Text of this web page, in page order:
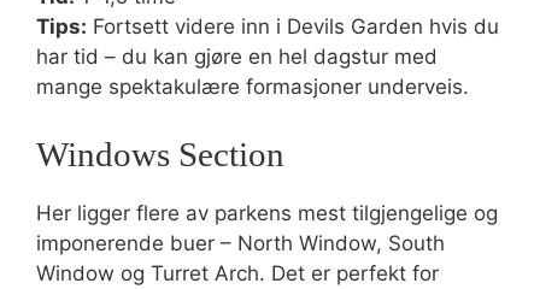
Tips: Fortsett videre inn i Devils Garden hvis du
har tid – du kan gjøre en hel dagstur med
mange spektakulære formasjoner underveis.
Windows Section
Her ligger flere av parkens mest tilgjengelige og
imponerende buer – North Window, South
Window og Turret Arch. Det er perfekt for